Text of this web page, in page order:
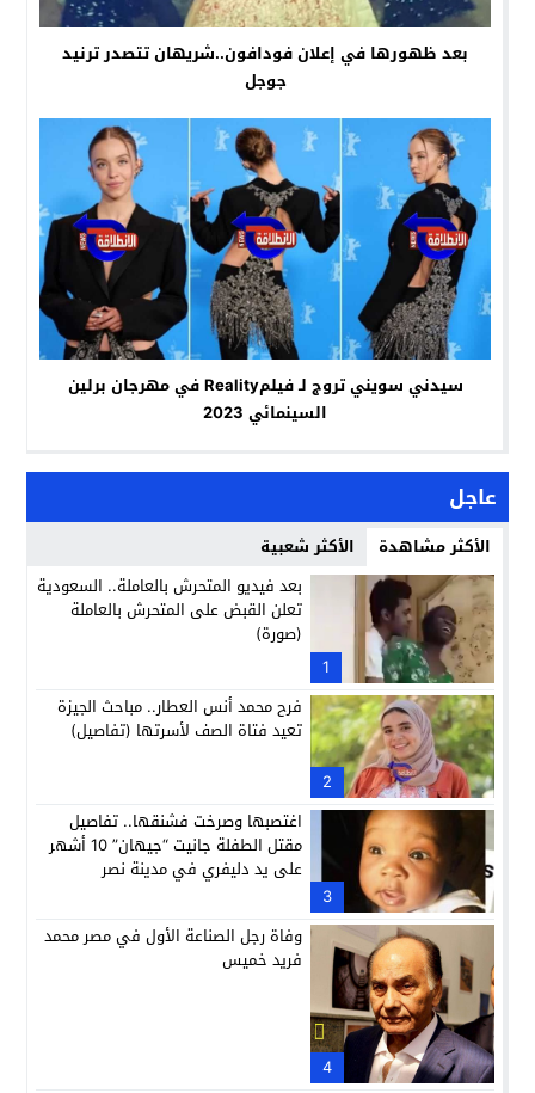
بعد ظهورها في إعلان فودافون..شريهان تتصدر ترنيد
جوجل
سيدني سويني تروج لـ فيلمReality في مهرجان برلين
السينمائي 2023
عاجل
الأكثر مشاهدة الأكثر شعبية
1
بعد فيديو المتحرش بالعاملة.. السعودية
تعلن القبض على المتحرش بالعاملة
(صورة)
2
فرح محمد أنس العطار.. مباحث الجيزة
تعيد فتاة الصف لأسرتها (تفاصيل)
3
اغتصبها وصرخت فشنقها.. تفاصيل
مقتل الطفلة جانيت “جيهان” 10 أشهر
على يد دليفري في مدينة نصر
4
وفاة رجل الصناعة الأول في مصر محمد
فريد خميس